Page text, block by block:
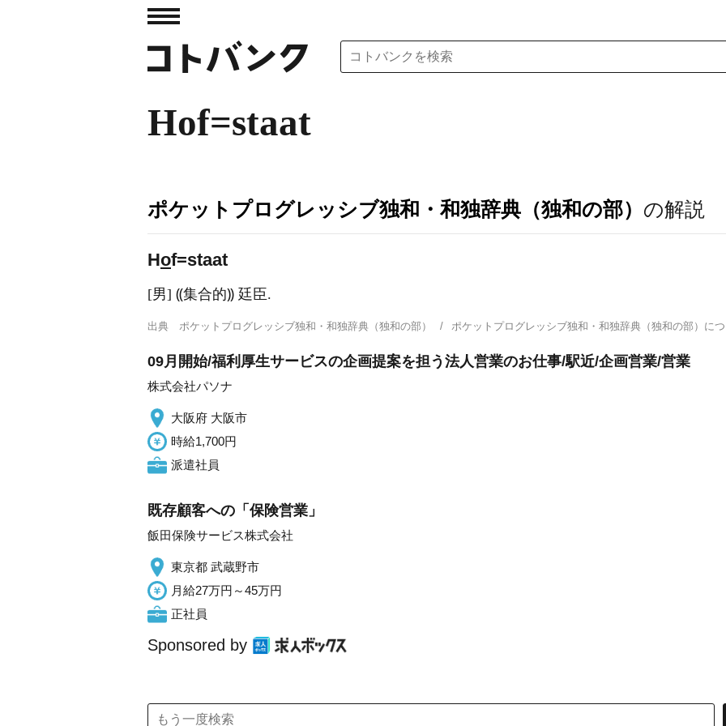
Hof=staat
ポケットプログレッシブ独和・和独辞典（独和の部） の解説
Hof=staat
[男] ⸨集合的⸩ 廷臣.
出典 ポケットプログレッシブ独和・和独辞典（独和の部） ポケットプログレッシブ独和・和独辞典（独和の部）
09月開始/福利厚生サービスの企画提案を担う法人営業のお仕事/駅近/企画営業/営業
株式会社パソナ
大阪府 大阪市
時給1,700円
派遣社員
既存顧客への「保険営業」
飯田保険サービス株式会社
東京都 武蔵野市
月給27万円～45万円
正社員
Sponsored by